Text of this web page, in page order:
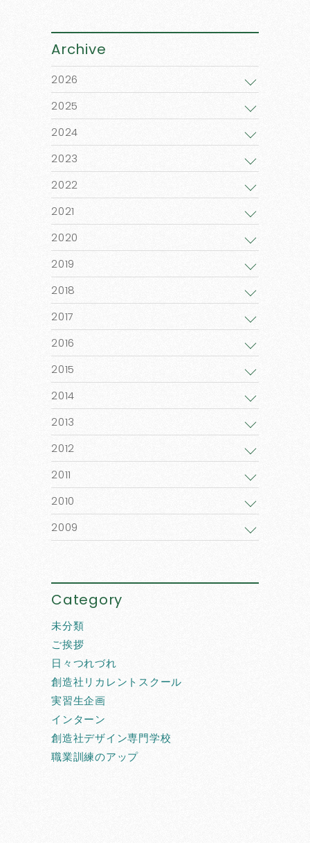
Archive
2026
2025
2024
2023
2022
2021
2020
2019
2018
2017
2016
2015
2014
2013
2012
2011
2010
2009
Category
未分類
ご挨拶
日々つれづれ
創造社リカレントスクール
実習生企画
インターン
創造社デザイン専門学校
職業訓練のアップ